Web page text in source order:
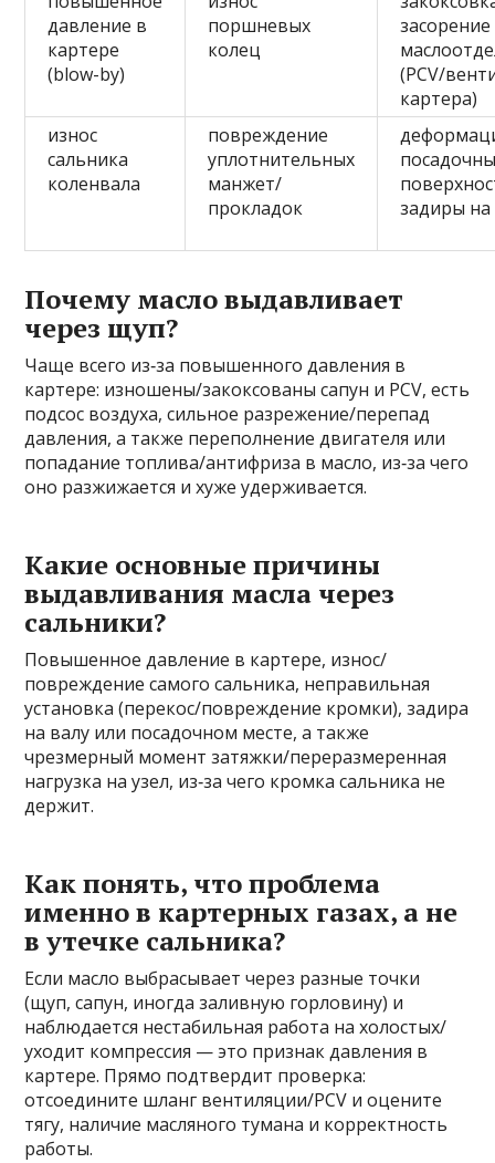
давление в
картере
(blow-by)
поршневых
колец
засорение
(PCV/
картера)
износ
сальника
коленвала
повреждение
уплотнительных
манжет/
прокладок
задиры на
Почему масло выдавливает
через щуп?
Чаще всего из‑за повышенного давления в
картере: изношены/закоксованы сапун и PCV, есть
подсос воздуха, сильное разрежение/перепад
давления, а также переполнение двигателя или
попадание топлива/антифриза в масло, из‑за чего
оно разжижается и хуже удерживается.
Какие основные причины
выдавливания масла через
сальники?
Повышенное давление в картере, износ/
повреждение самого сальника, неправильная
установка (перекос/повреждение кромки), задира
на валу или посадочном месте, а также
чрезмерный момент затяжки/переразмеренная
нагрузка на узел, из‑за чего кромка сальника не
держит.
Как понять, что проблема
именно в картерных газах, а не
в утечке сальника?
Если масло выбрасывает через разные точки
(щуп, сапун, иногда заливную горловину) и
наблюдается нестабильная работа на холостых/
уходит компрессия — это признак давления в
картере. Прямо подтвердит проверка:
отсоедините шланг вентиляции/PCV и оцените
тягу, наличие масляного тумана и корректность
работы.